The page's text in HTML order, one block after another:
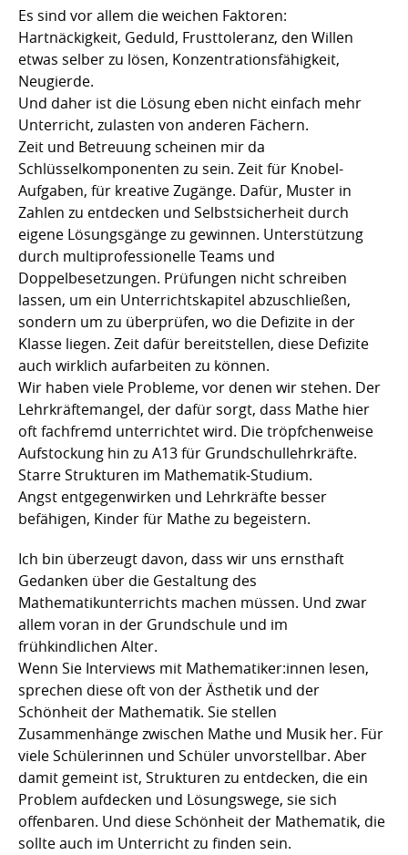
Es sind vor allem die weichen Faktoren:
Hartnäckigkeit, Geduld, Frusttoleranz, den Willen
etwas selber zu lösen, Konzentrationsfähigkeit,
Neugierde.
Und daher ist die Lösung eben nicht einfach mehr
Unterricht, zulasten von anderen Fächern.
Zeit und Betreuung scheinen mir da
Schlüsselkomponenten zu sein. Zeit für Knobel-
Aufgaben, für kreative Zugänge. Dafür, Muster in
Zahlen zu entdecken und Selbstsicherheit durch
eigene Lösungsgänge zu gewinnen. Unterstützung
durch multiprofessionelle Teams und
Doppelbesetzungen. Prüfungen nicht schreiben
lassen, um ein Unterrichtskapitel abzuschließen,
sondern um zu überprüfen, wo die Defizite in der
Klasse liegen. Zeit dafür bereitstellen, diese Defizite
auch wirklich aufarbeiten zu können.
Wir haben viele Probleme, vor denen wir stehen. Der
Lehrkräftemangel, der dafür sorgt, dass Mathe hier
oft fachfremd unterrichtet wird. Die tröpfchenweise
Aufstockung hin zu A13 für Grundschullehrkräfte.
Starre Strukturen im Mathematik-Studium.
Angst entgegenwirken und Lehrkräfte besser
befähigen, Kinder für Mathe zu begeistern.
Ich bin überzeugt davon, dass wir uns ernsthaft
Gedanken über die Gestaltung des
Mathematikunterrichts machen müssen. Und zwar
allem voran in der Grundschule und im
frühkindlichen Alter.
Wenn Sie Interviews mit Mathematiker:innen lesen,
sprechen diese oft von der Ästhetik und der
Schönheit der Mathematik. Sie stellen
Zusammenhänge zwischen Mathe und Musik her. Für
viele Schülerinnen und Schüler unvorstellbar. Aber
damit gemeint ist, Strukturen zu entdecken, die ein
Problem aufdecken und Lösungswege, sie sich
offenbaren. Und diese Schönheit der Mathematik, die
sollte auch im Unterricht zu finden sein.